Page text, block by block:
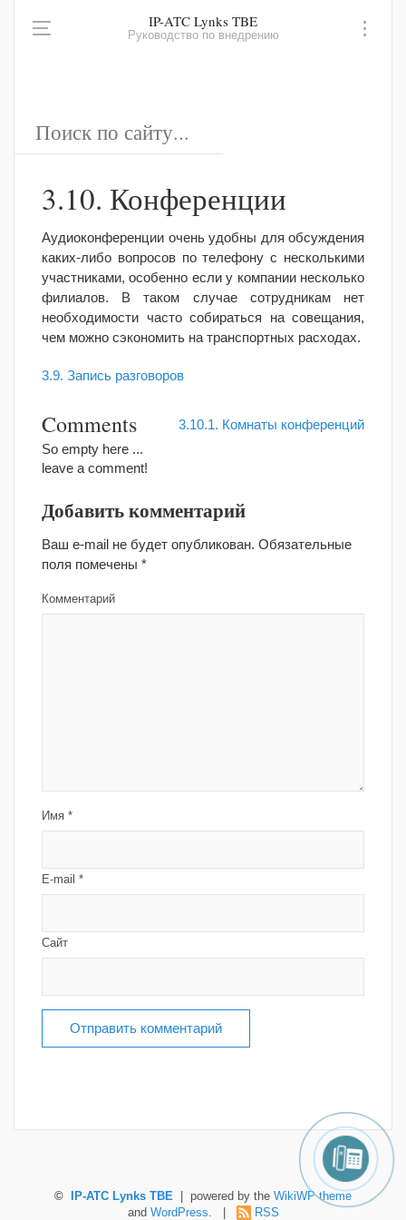
IP-ATC Lynks TBE
Руководство по внедрению
3.10. Конференции
Аудиоконференции очень удобны для обсуждения
каких-либо вопросов по телефону с несколькими
участниками, особенно если у компании несколько
филиалов. В таком случае сотрудникам нет
необходимости часто собираться на совещания,
чем можно сэкономить на транспортных расходах.
3.9. Запись разговоров
3.10.1. Комнаты конференций
Comments
So empty here ...
leave a comment!
Добавить комментарий
Ваш e-mail не будет опубликован. Обязательные
поля помечены *
Комментарий
Имя *
E-mail *
Сайт
© IP-ATC Lynks TBE | powered by the WikiWP theme
and WordPress. | RSS